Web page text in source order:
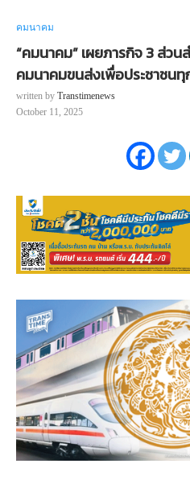
คมนาคม
“คมนาคม” เผยภารกิจ 3 ส่ว
คมนาคมขนส่งเพื่อประชาชน
written by Transtimenews
October 11, 2025